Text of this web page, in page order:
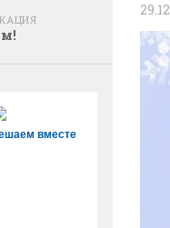
вместе